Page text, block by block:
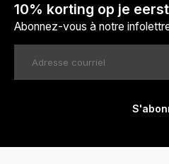
10% korting op je
Abonnez-vous à notre